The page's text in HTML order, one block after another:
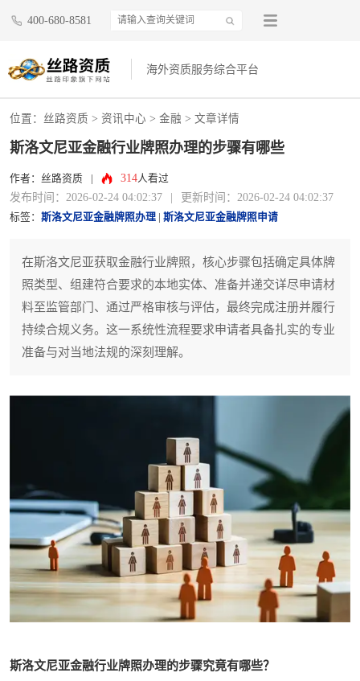
400-680-8581
海外资质服务综合平台
位置： 丝路资质 > 资讯中心 > 金融 > 文章详情
斯洛文尼亚金融行业牌照办理的步骤有哪些
作者：丝路资质 314人看过
发布时间：2026-02-24 04:02:37 更新时间：2026-02-24 04:02:37
标签： 斯洛文尼亚金融牌照办理 斯洛文尼亚金融牌照申请
在斯洛文尼亚获取金融行业牌照，核心步骤包括确定具体牌
照类型、组建符合要求的本地实体、准备并递交详尽申请材
料至监管部门、通过严格审核与评估，最终完成注册并履行
持续合规义务。这一系统性流程要求申请者具备扎实的专业
准备与对当地法规的深刻理解。
斯洛文尼亚金融行业牌照办理的步骤究竟有哪些？